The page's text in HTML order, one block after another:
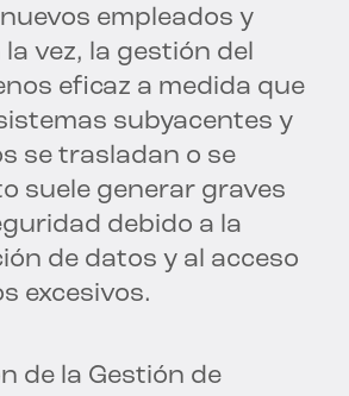
empleados y
vez, la gestión del
eficaz a medida que
subyacentes y
se trasladan o se
suele generar graves
debido a la
de datos y al acceso
excesivos.
de la Gestión de